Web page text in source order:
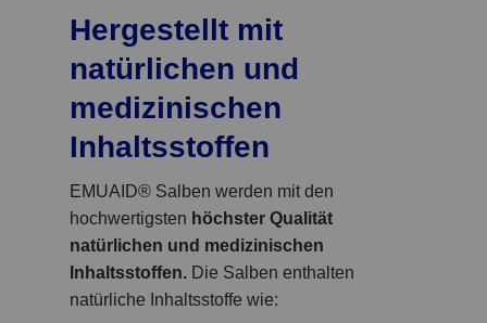
Hergestellt mit
natürlichen und
medizinischen
Inhaltsstoffen
EMUAID® Salben werden mit den
hochwertigsten höchster Qualität
natürlichen und medizinischen
Inhaltsstoffen. Die Salben enthalten
natürliche Inhaltsstoffe wie: